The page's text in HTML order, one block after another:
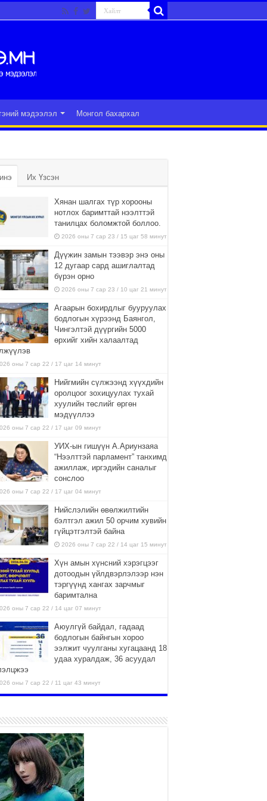
мэдээлэл Монгол бахархал
Их Үзсэн
Хянан шалгах түр хорооны
нотлох баримттай нээлттэй
танилцах боломжтой боллоо.
2026 оны 7 сар 23 / 15 цаг 58 минут
Дүүжин замын тээвэр энэ оны
12 дугаар сард ашиглалтад
бүрэн орно
2026 оны 7 сар 23 / 10 цаг 21 минут
Агаарын бохирдлыг бууруулах
бодлогын хүрээнд Баянгол,
Чингэлтэй дүүргийн 5000
өрхийг хийн халаалтад
оны 7 сар 22 / 17 цаг 14 минут
Нийгмийн сүлжээнд хүүхдийн
оролцоог зохицуулах тухай
хуулийн төслийг өргөн
мэдүүллээ
оны 7 сар 22 / 17 цаг 09 минут
УИХ-ын гишүүн А.Ариунзаяа
“Нээлттэй парламент” танхимд
ажиллаж, иргэдийн саналыг
сонслоо
оны 7 сар 22 / 17 цаг 04 минут
Нийслэлийн өвөлжилтийн
бэлтгэл ажил 50 орчим хувийн
гүйцэтгэлтэй байна
2026 оны 7 сар 22 / 14 цаг 15 минут
Хүн амын хүнсний хэрэгцээг
дотоодын үйлдвэрлэлээр нэн
тэргүүнд хангах зарчмыг
баримтална
оны 7 сар 22 / 14 цаг 07 минут
Аюулгүй байдал, гадаад
бодлогын байнгын хороо
ээлжит чуулганы хугацаанд 18
удаа хуралдаж, 36 асуудал
оны 7 сар 22 / 11 цаг 43 минут
боломжтой-Хүүхэд хөгжүүлэх
төв” байгуулах төсөлд төр,
хэвшлийн түншлэлийн хүрээнд хамтран
урьж байна
оны 7 сар 22 / 9 цаг 28 минут
Б.Пүрэвдагва: “Урт цагаан”-ыг
залуучууд чөлөөт цагаа